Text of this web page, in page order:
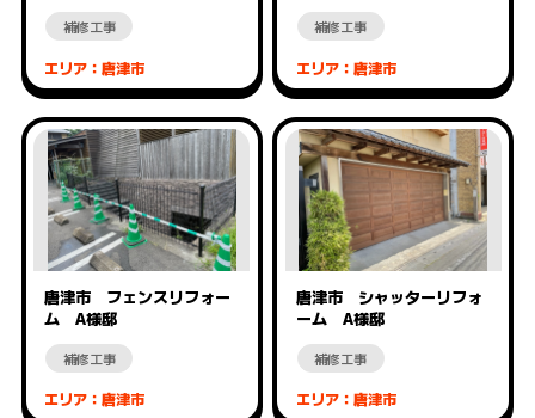
補修工事
エリア：唐津市
補修工事
エリア：唐津市
唐津市 フェンスリフォー
ム A様邸
補修工事
エリア：唐津市
唐津市 シャッターリフォ
ーム A様邸
補修工事
エリア：唐津市